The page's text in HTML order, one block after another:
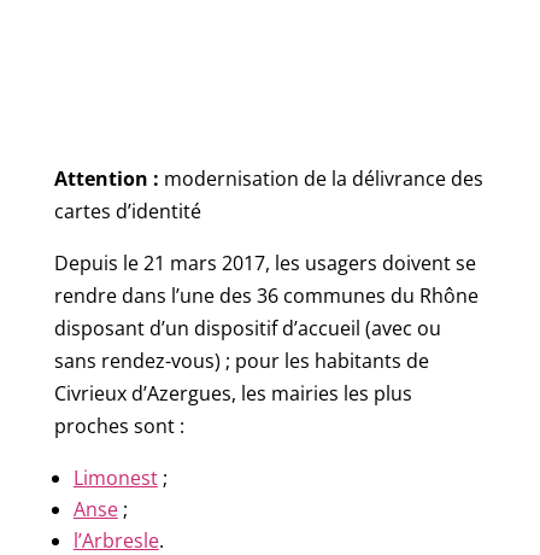
Attention : modernisation de la délivrance des
cartes d’identité
Depuis le 21 mars 2017, les usagers doivent se
rendre dans l’une des 36 communes du Rhône
disposant d’un dispositif d’accueil (avec ou
sans rendez-vous) ; pour les habitants de
Civrieux d’Azergues, les mairies les plus
proches sont :
Limonest;
Anse;
l’Arbresle.